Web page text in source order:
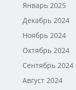
Январь 2025
Декабрь 2024
Ноябрь 2024
Октябрь 2024
Сентябрь 2024
Август 2024